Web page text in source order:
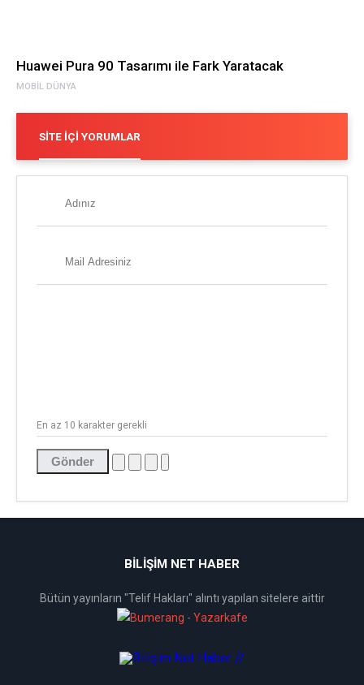
MOBIL DÜNYA
Huawei Pura 90 Tasarımı ile Fark Yaratacak
SITE İÇI YORUMLAR
Gönder
En az 10 karakter gerekli
BİLİŞİM NET HABER
Bütün yayınların "Telif Hakları" alıntı yapılan sitelere aittir